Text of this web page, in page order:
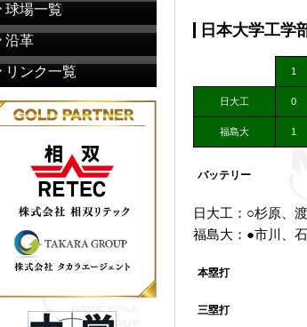
日本大学工
1
日大工 0
福島大 1
バッテリー
日大工：○杉原、
福島大：●市川、
本塁打
三塁打
球場一覧
沿革
リンク一覧